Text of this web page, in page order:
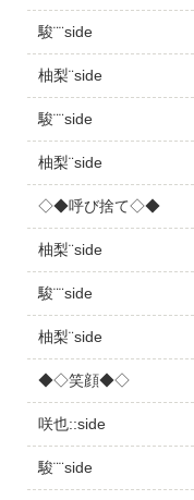
駿¨¨side
柚梨¨side
駿¨¨side
柚梨¨side
◇◆呼び捨て◇◆
柚梨¨side
駿¨¨side
柚梨¨side
◆◇笑顔◆◇
咲也::side
駿¨¨side